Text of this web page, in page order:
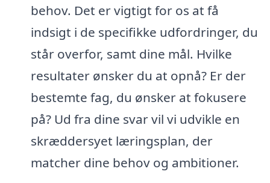
behov. Det er vigtigt for os at få
indsigt i de specifikke udfordringer, du
står overfor, samt dine mål. Hvilke
resultater ønsker du at opnå? Er der
bestemte fag, du ønsker at fokusere
på? Ud fra dine svar vil vi udvikle en
skræddersyet læringsplan, der
matcher dine behov og ambitioner.